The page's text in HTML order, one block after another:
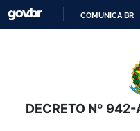
COMUNICA BR
DECRETO Nº 942-